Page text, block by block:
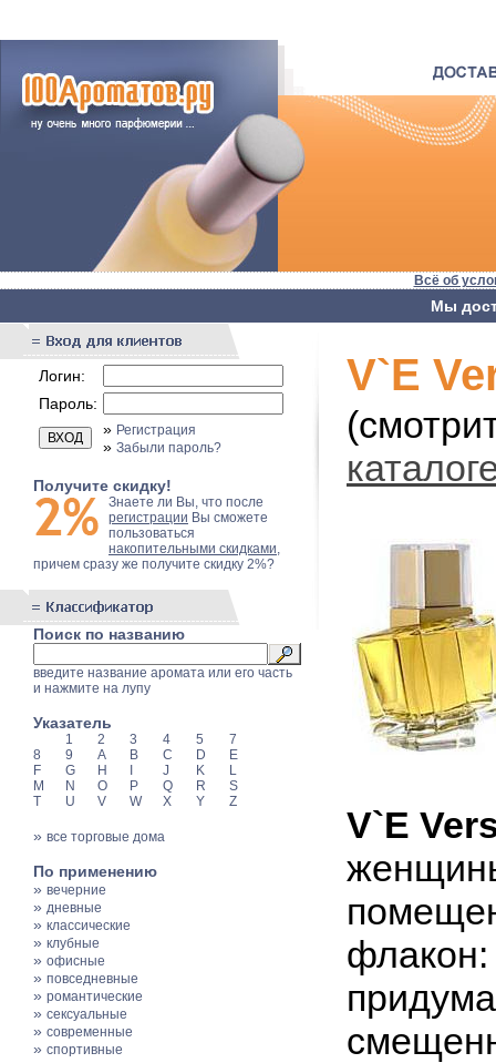
Всё об
Мы
Логин:
Пароль:
» Регистрация
» Забыли пароль?
Получите скидку!
Знаете ли Вы, что после
регистрации Вы сможете
пользоваться
накопительными скидками,
причем сразу же получите скидку 2%?
Поиск по названию
введите название аромата или его часть
и нажмите на лупу
Указатель
1 2 3 4 5
7
8
9 A B C D
E
F
G H J K
L
M
N O P Q R
S
T
U V W X Y Z
» все торговые дома
По применению
» вечерние
» дневные
» классические
» клубные
» офисные
» повседневные
» романтические
» сексуальные
» современные
» спортивные
V`E
V`E
флакон: